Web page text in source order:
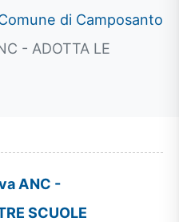
di Camposanto
- ADOTTA LE
ANC -
SCUOLE